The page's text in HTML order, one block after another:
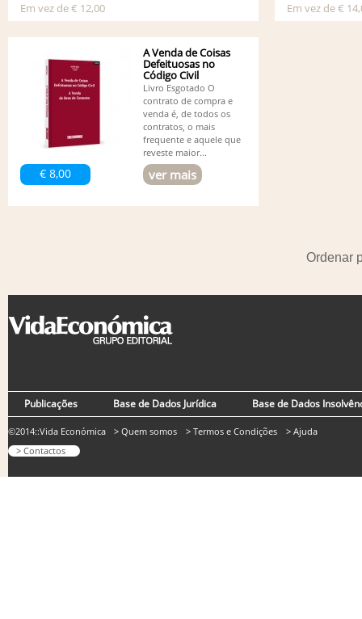
Em vez de € 12,00 Em vez de €
€ 8,00
A Venda de Coisas
Defeituosas no
Código Civil
Livro Esgotado O
contrato de compra e
venda é, de todos os
contratos, o mais
frequente e aquele que
reveste maior...
ver mais
Ordenar
Publicações Base de Dados Jurídica Base de Dados
©2014::Vida Económica
> Contactos
> Quem somos > Termos e Condições > Ajuda